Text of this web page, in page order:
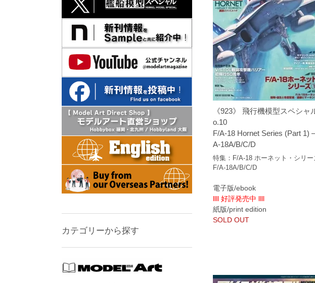
《923》 飛行機模型スペシャ
o.10
F/A-18 Hornet Series (Part 1)
A-18A/B/C/D
特集：F/A-18 ホーネット・シリ
F/A-18A/B/C/D
電子版/ebook
llll 好評発売中 llll
紙版/print edition
SOLD OUT
カテゴリーから探す